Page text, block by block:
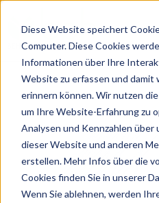
Diese Website speichert
Computer. Diese Cookies
Informationen über Ihre
Website zu erfassen und damit
erinnern können. Wir nutzen
um Ihre Website-Erfahrung zu
Analysen und Kennzahlen über
dieser Website und anderen
erstellen. Mehr Infos über die
Cookies finden Sie in unserer
Wenn Sie ablehnen, werden
Im Fokus
AMD
Glaukom
Auge
beh Makula extra
beh SehNerv
Leber
Homocystein
Hier erfahren Sie